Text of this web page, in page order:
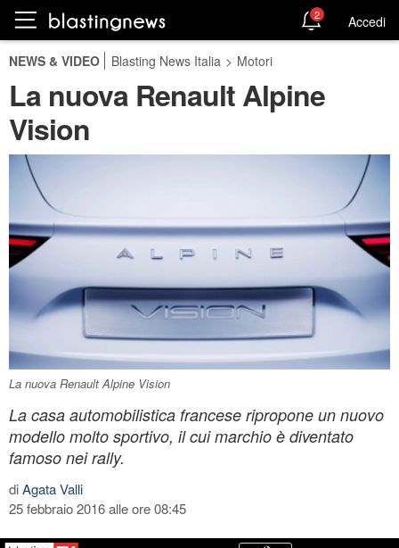
2 Accedi
NEWS & VIDEO Blasting News Italia > Motori
La nuova Renault Alpine
Vision
La nuova Renault Alpine Vision
La casa automobilistica francese ripropone un nuovo
modello molto sportivo, il cui marchio è diventato
famoso nei rally.
diAgata Valli
25 febbraio 2016 alle ore 08:45